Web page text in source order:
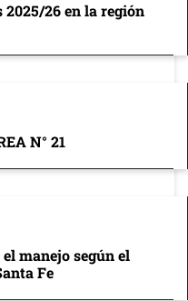
2025/26 en la región
N° 21
manejo según el
Fe